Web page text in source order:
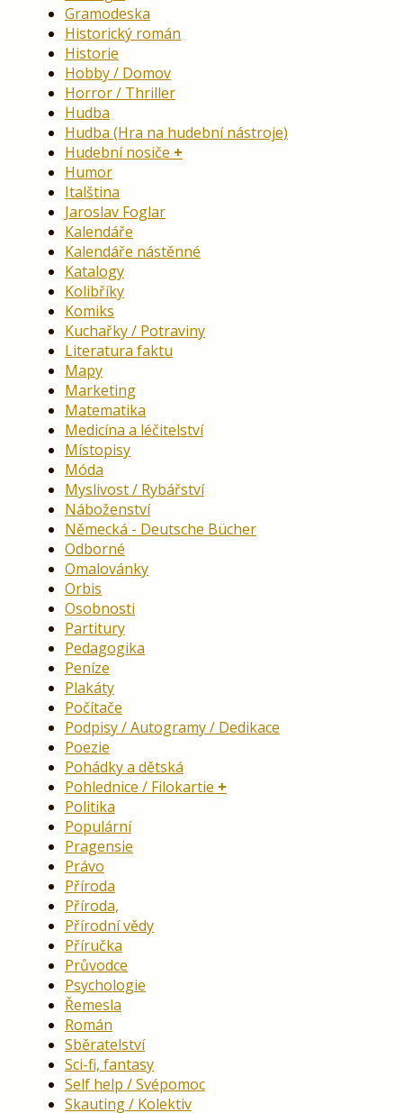
Gramodeska
Historický román
Historie
Hobby / Domov
Horror / Thriller
Hudba
Hudba (Hra na hudební nástroje)
Hudební nosiče
Humor
Italština
Jaroslav Foglar
Kalendáře
Kalendáře nástěnné
Katalogy
Kolibříky
Komiks
Kuchařky / Potraviny
Literatura faktu
Mapy
Marketing
Matematika
Medicína a léčitelství
Místopisy
Móda
Myslivost / Rybářství
Náboženství
Německá - Deutsche Bücher
Odborné
Omalovánky
Orbis
Osobnosti
Partitury
Pedagogika
Peníze
Plakáty
Počítače
Podpisy / Autogramy / Dedikace
Poezie
Pohádky a dětská
Pohlednice / Filokartie
Politika
Populární
Pragensie
Právo
Příroda
Příroda,
Přírodní vědy
Příručka
Průvodce
Psychologie
Řemesla
Román
Sběratelství
Sci-fi, fantasy
Self help / Svépomoc
Skauting / Kolektiv